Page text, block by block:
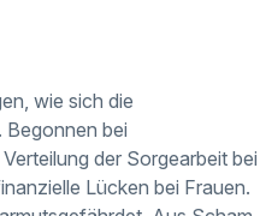
wie sich die
bei
der Sorgearbeit bei
Lücken bei Frauen.